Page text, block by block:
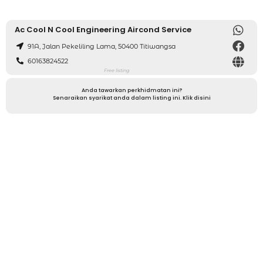
Ac Cool N Cool Engineering Aircond Service
91A, Jalan Pekeliling Lama, 50400 Titiwangsa
60163824522
Free listing
Anda tawarkan perkhidmatan ini?
Senaraikan syarikat anda dalam listing ini. Klik disini